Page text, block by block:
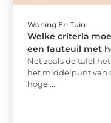
Woning En Tuin
Welke criteria
een fauteuil met
Net zoals de tafel
het middelpunt van
hoge ...